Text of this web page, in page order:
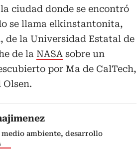
ciudad donde se encontró
se llama elkinstantonita,
la Universidad Estatal de
de la NASA sobre un
por Ma de CalTech,
ambiente, desarrollo